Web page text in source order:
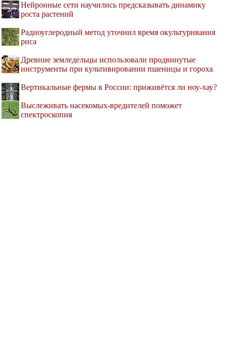
Нейронные сети научились предсказывать динамику
роста растений
Радиоуглеродный метод уточнил время окультуривания
риса
Древние земледельцы использовали продвинутые
инструменты при культивировании пшеницы и гороха
Вертикальные фермы в России: приживётся ли ноу-хау?
Выслеживать насекомых-вредителей поможет
спектроскопия